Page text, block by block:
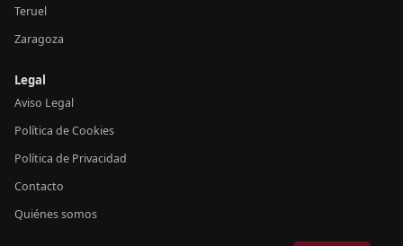
Teruel
Zaragoza
Legal
Aviso Legal
Política de Cookies
Política de Privacidad
Contacto
Quiénes somos